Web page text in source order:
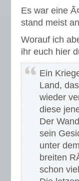
Es war eine
stand meist
Worauf ich
ihr euch hier
Ein
Land,
wieder
diese
Der
sein
unter
breiten
schon